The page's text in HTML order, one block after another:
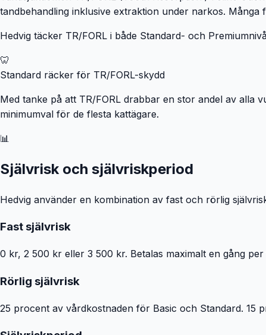
tandbehandling inklusive extraktion under narkos.
Hedvig täcker TR/FORL i både Standard- och
🦷
Standard räcker för TR/FORL-skydd
Med tanke på att TR/FORL drabbar en stor andel av alla
minimumval för de flesta kattägare.
📊
Självrisk och självriskperiod
Hedvig använder en kombination av fast och rörlig
Fast självrisk
0 kr, 2 500 kr eller 3 500 kr. Betalas maximalt en gång
Rörlig självrisk
25 procent av vårdkostnaden för Basic och Standard. 15